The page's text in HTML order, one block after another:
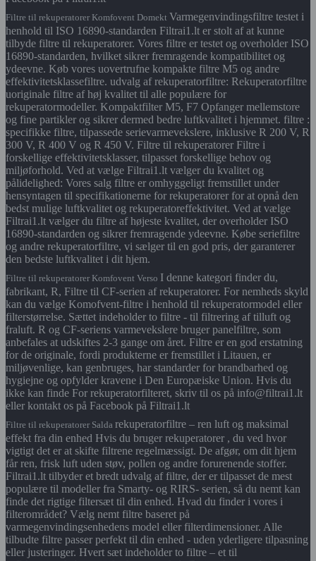
Filtre til rekuperatorer Komfovent Domekt Varmegenvindingsfiltre testet i
henhold til ISO 16890-standarden Filtrai1.lt er stolt af at kunne
tilbyde filtre til rekuperatorer. Vores filtre er testet og overholder ISO
16890-standarden, hvilket sikrer fremragende kompatibilitet og
ydeevne. Køb vores uovertrufne kompakte filtre M5 og andre
effektivitetsklassefiltre. udvalg af rekuperatorfiltre: Rekuperatorfiltre
uoriginale filtre af høj kvalitet til alle populære for
rekuperatormodeller. Kompaktfilter M5, F7 Opfanger mellemstore
og fine partikler og sikrer dermed bedre luftkvalitet i hjemmet. filtre :
specifikke filtre, tilpassede serievarmevekslere, inklusive R 200 V, R
300 V, R 400 V og R 450 V. Filtre til rekuperatorer Filtre i
forskellige effektivitetsklasser, tilpasset forskellige behov og
miljøforhold. Ved at vælge Filtrai1.lt vælger du kvalitet og
pålidelighed: Vores salg filtre er omhyggeligt fremstillet under
hensyntagen til specifikationerne for rekuperatorer for at opnå den
bedst mulige luftkvalitet og rekuperatoreffektivitet. Ved at vælge
Filtrai1.lt vælger du filtre af højeste kvalitet, der overholder ISO
16890-standarden og sikrer fremragende ydeevne. Købe seriefiltre
og andre rekuperatorfiltre, vi sælger til en god pris, der garanterer
den bedste luftkvalitet i dit hjem.
Filtre til rekuperatorer Komfovent Verso I denne kategori finder du,
fabrikant, R, Filtre til CF-serien af rekuperatorer. For nemheds skyld
kan du vælge Komofvent-filtre i henhold til rekuperatormodel eller
filterstørrelse. Sættet indeholder to filtre - til filtrering af tilluft og
fraluft. R og CF-seriens varmevekslere bruger panelfiltre, som
anbefales at udskiftes 2-3 gange om året. Filtre er en god erstatning
for de originale, fordi produkterne er fremstillet i Litauen, er
miljøvenlige, kan genbruges, har standarder for brandbarhed og
hygiejne og opfylder kravene i Den Europæiske Union. Hvis du
ikke kan finde For rekuperatorfilteret, skriv til os på info@filtrai1.lt
eller kontakt os på Facebook på Filtrai1.lt
Filtre til rekuperatorer Salda rekuperatorfiltre – ren luft og maksimal
effekt fra din enhed Hvis du bruger rekuperatorer , du ved hvor
vigtigt det er at skifte filtrene regelmæssigt. De afgør, om dit hjem
får ren, frisk luft uden støv, pollen og andre forurenende stoffer.
Filtrai1.lt tilbyder et bredt udvalg af filtre, der er tilpasset de mest
populære til modeller fra Smarty- og RIRS- serien, så du nemt kan
finde det rigtige filtersæt til din enhed. Hvad du finder i vores i
filterområdet? Vælg nemt filtre baseret på
varmegenvindingsenhedens model eller filterdimensioner. Alle
tilbudte filtre passer perfekt til din enhed - uden yderligere tilpasning
eller justeringer. Hvert sæt indeholder to filtre – et til